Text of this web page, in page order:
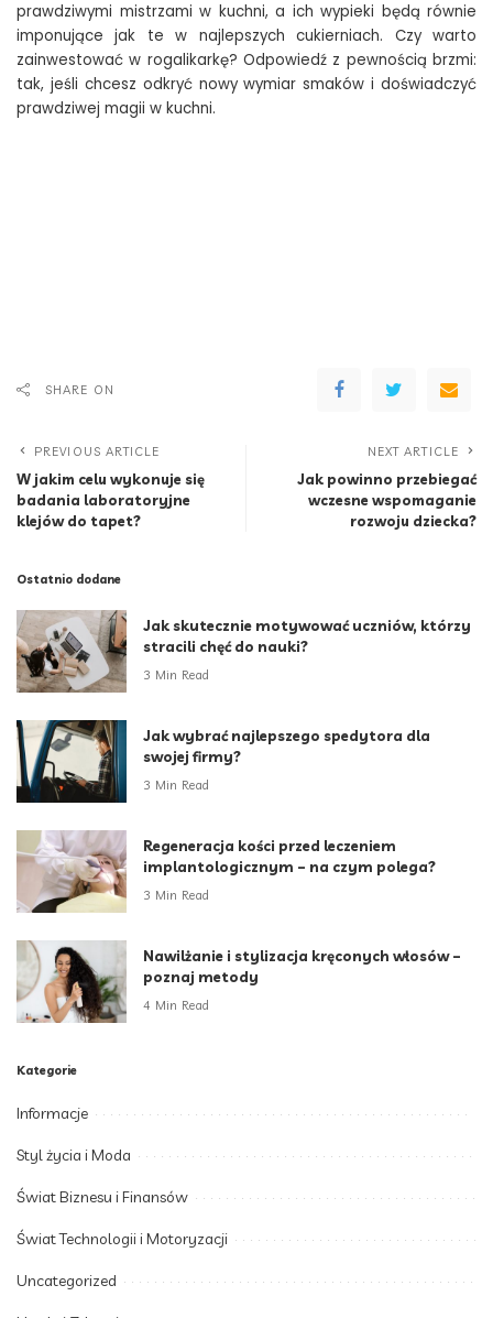
prawdziwymi mistrzami w kuchni, a ich wypieki będą równie
imponujące jak te w najlepszych cukierniach. Czy warto
zainwestować w rogalikarkę? Odpowiedź z pewnością brzmi:
tak, jeśli chcesz odkryć nowy wymiar smaków i doświadczyć
prawdziwej magii w kuchni.
SHARE ON
PREVIOUS ARTICLE
W jakim celu wykonuje się
badania laboratoryjne
klejów do tapet?
NEXT ARTICLE
Jak powinno przebiegać
wczesne wspomaganie
rozwoju dziecka?
Ostatnio dodane
Jak skutecznie motywować uczniów, którzy
stracili chęć do nauki?
3 Min Read
Jak wybrać najlepszego spedytora dla
swojej firmy?
3 Min Read
Regeneracja kości przed leczeniem
implantologicznym – na czym polega?
3 Min Read
Nawilżanie i stylizacja kręconych włosów –
poznaj metody
4 Min Read
Kategorie
Informacje
Styl życia i Moda
Świat Biznesu i Finansów
Świat Technologii i Motoryzacji
Uncategorized